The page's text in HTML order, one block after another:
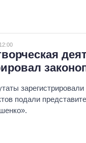
подали